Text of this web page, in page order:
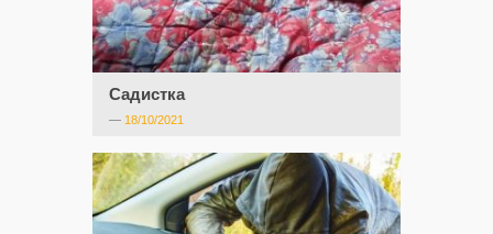
Садистка
— 18/10/2021